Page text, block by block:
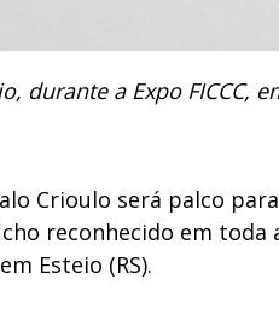
durante a Expo FICCC,
Crioulo será palco
reconhecido em toda
Esteio (RS).